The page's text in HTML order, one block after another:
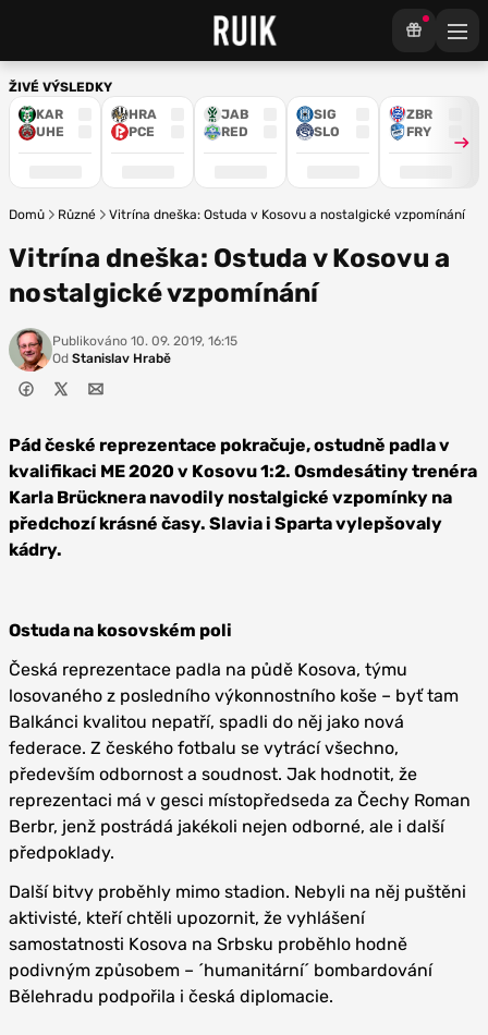
ŽIVÉ VÝSLEDKY
KAR
UHE
HRA
PCE
JAB
RED
SIG
SLO
ZBR
FRY
Domů Různé Vitrína dneška: Ostuda v Kosovu a nostalgické vzpomínání
Vitrína dneška: Ostuda v Kosovu a
nostalgické vzpomínání
Publikováno 10. 09. 2019, 16:15
Od Stanislav Hrabě
Pád české reprezentace pokračuje, ostudně padla v
kvalifikaci ME 2020 v Kosovu 1:2. Osmdesátiny trenéra
Karla Brücknera navodily nostalgické vzpomínky na
předchozí krásné časy. Slavia i Sparta vylepšovaly
kádry.
Ostuda na kosovském poli
Česká reprezentace padla na půdě Kosova, týmu
losovaného z posledního výkonnostního koše – byť tam
Balkánci kvalitou nepatří, spadli do něj jako nová
federace. Z českého fotbalu se vytrácí všechno,
především odbornost a soudnost. Jak hodnotit, že
reprezentaci má v gesci místopředseda za Čechy Roman
Berbr, jenž postrádá jakékoli nejen odborné, ale i další
předpoklady.
Další bitvy proběhly mimo stadion. Nebyli na něj puštěni
aktivisté, kteří chtěli upozornit, že vyhlášení
samostatnosti Kosova na Srbsku proběhlo hodně
podivným způsobem – ´humanitární´ bombardování
Bělehradu podpořila i česká diplomacie.